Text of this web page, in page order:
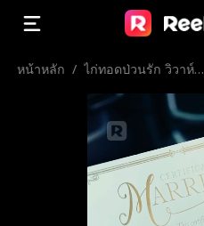
หน้าหลัก / ไก่ทอดป่วนรัก วิวาห์ฟ้า